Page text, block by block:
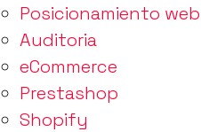
Posicionamiento
Auditoria
eCommerce
Prestashop
Shopify